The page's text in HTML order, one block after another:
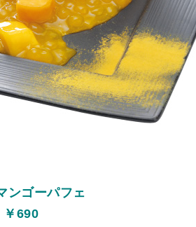
ンゴーパフェ
￥690